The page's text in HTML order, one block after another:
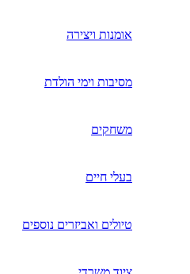
אומנות ויצירה
מסיבות וימי הולדת
משחקים
בעלי חיים
טיולים ואביזרים נוספים